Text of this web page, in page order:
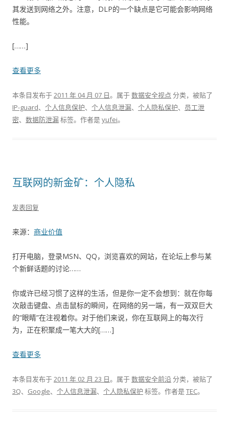
其发送到网络之外。注意，DLP的一个缺点是它可能会影响网络
性能。
[……]
查看更多
本条目发布于2011 年 04 月 07 日。属于数据安全视点 分类，被贴了
IP-guard、 个人信息保护、 个人信息泄漏、 个人隐私保护、
员工泄
密、 数据防泄漏标签。 作者是yufei。
互联网的新金矿：个人隐私
发表回复
来源： 商业价值
打开电脑，登录MSN、QQ，浏览喜欢的网站，在论坛上参与某
个新鲜话题的讨论……
你或许已经习惯了这样的生活，但是你一定不会想到：就在你每
次敲击键盘、点击鼠标的瞬间，在网络的另一端，有一双双巨大
的“眼睛”在注视着你。对于他们来说，你在互联网上的每次行
为，正在积聚成一笔大大的[……]
查看更多
本条目发布于2011 年 02 月 23 日。属于数据安全前沿分类，被贴了
3Q、 Google、 个人信息泄漏、 个人隐私保护 标签。 作者是TEC。